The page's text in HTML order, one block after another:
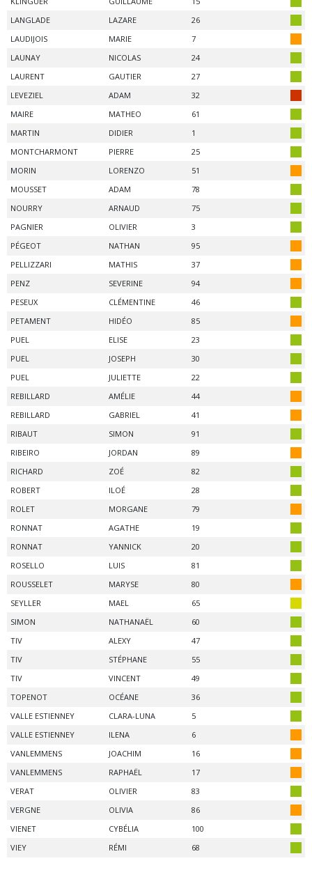
LANGLADE
LAZARE
26
LAUDIJOIS
MARIE
7
LAUNAY
NICOLAS
24
LAURENT
GAUTIER
27
LEVEZIEL
ADAM
32
MAIRE
MATHEO
61
MARTIN
DIDIER
1
MONTCHARMONT
PIERRE
25
MORIN
LORENZO
51
MOUSSET
ADAM
78
NOURRY
ARNAUD
75
PAGNIER
OLIVIER
3
PÉGEOT
NATHAN
95
PELLIZZARI
MATHIS
37
PENZ
SEVERINE
94
PESEUX
CLÉMENTINE
46
PETAMENT
HIDÉO
85
PUEL
ELISE
23
PUEL
JOSEPH
30
PUEL
JULIETTE
22
REBILLARD
AMÉLIE
44
REBILLARD
GABRIEL
41
RIBAUT
SIMON
91
RIBEIRO
JORDAN
89
RICHARD
ZOÉ
82
ROBERT
ILOÉ
28
ROLET
MORGANE
79
RONNAT
AGATHE
19
RONNAT
YANNICK
20
ROSELLO
LUIS
81
ROUSSELET
MARYSE
80
SEYLLER
MAEL
65
SIMON
NATHANAËL
60
TIV
ALEXY
47
TIV
STÉPHANE
55
TIV
VINCENT
49
TOPENOT
OCÉANE
36
VALLE ESTIENNEY
CLARA-LUNA
5
VALLE ESTIENNEY
ILENA
6
VANLEMMENS
JOACHIM
16
VANLEMMENS
RAPHAËL
17
VERAT
OLIVIER
83
VERGNE
OLIVIA
86
VIENET
CYBÉLIA
100
VIEY
RÉMI 68